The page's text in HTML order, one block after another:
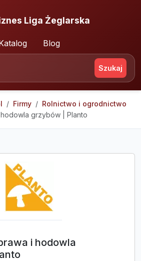
Liga Żeglarska
Blog
Szukaj
Firmy
Rolnictwo i ogrodnictwo
grzybów | Planto
i hodowla